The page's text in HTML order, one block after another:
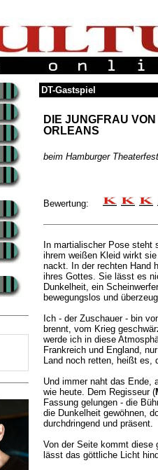
DT-Gastspiel
DIE JUNGFRAU VON
ORLEANS
beim Hamburger
Bewertung:
In martialischer Pose steht
ihrem weißen Kleid wirkt
nackt. In der rechten Hand
ihres Gottes. Sie lässt es
Dunkelheit, ein
bewegungslos und
Ich - der Zuschauer - bin
brennt, vom Krieg
werde ich in diese
Frankreich und England,
Land noch retten, heißt es,
Und immer naht das Ende,
wie heute. Dem Regisseur (
Fassung gelungen - die
die Dunkelheit gewöhnen,
durchdringend und präsent.
Von der Seite kommt diese
lässt das göttliche Licht